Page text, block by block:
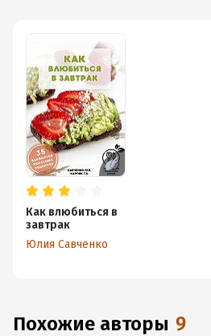
Как влюбиться в
завтрак
Юлия Савченко
Похожие авторы 9